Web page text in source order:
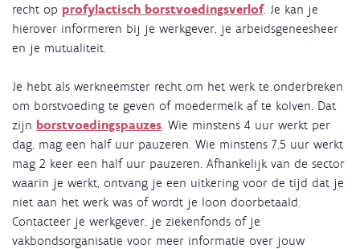
recht op profylactisch borstvoedingsverlof. Je kan je
hierover informeren bij je werkgever, je arbeidsgeneesheer
en je mutualiteit.
Je hebt als werkneemster recht om het werk te onderbreken
om borstvoeding te geven of moedermelk af te kolven. Dat
zijn borstvoedingspauzes . Wie minstens 4 uur werkt per
dag, mag een half uur pauzeren. Wie minstens 7,5 uur werkt
mag 2 keer een half uur pauzeren. Afhankelijk van de sector
waarin je werkt, ontvang je een uitkering voor de tijd dat je
niet aan het werk was of wordt je loon doorbetaald.
Contacteer je werkgever, je ziekenfonds of je
vakbondsorganisatie voor meer informatie over jouw